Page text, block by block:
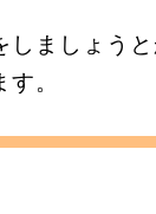
ましょうと
。